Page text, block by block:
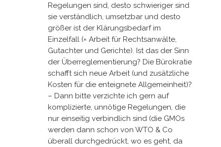
Regelungen sind, desto schwieriger sind
sie verständlich, umsetzbar und desto
größer ist der Klärungsbedarf im
Einzelfall (= Arbeit für Rechtsanwälte,
Gutachter und Gerichte). Ist das der Sinn
der Überreglementierung? Die Bürokratie
schafft sich neue Arbeit (und zusätzliche
Kosten für die enteignete Allgemeinheit)?
– Dann bitte verzichte ich gern auf
komplizierte, unnötige Regelungen, die
nur einseitig verbindlich sind (die GMOs
werden dann schon von WTO & Co
überall durchgedrückt, wo es geht, da